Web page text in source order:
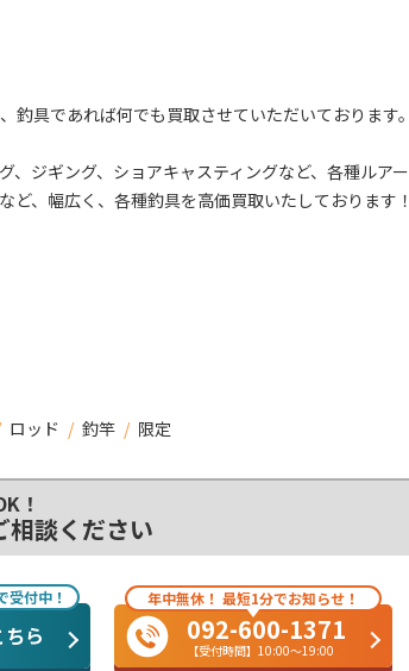
具であれば何でも買取させていただいております。
ジギング、ショアキャスティングなど、各種ルアー
、幅広く、各種釣具を高価買取いたしております！
ロッド / 釣竿 / 限定
！
相談ください
受付中！
ら
年中無休！ 最短1分でお知らせ！
092-600-1371
【受付時間】10:00～19:00